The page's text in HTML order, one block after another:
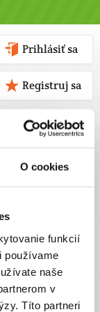
O cookies
funkcií
používame
naše
v
Títo partneri
Prihlásiť sa
Registruj sa
kontaktovať